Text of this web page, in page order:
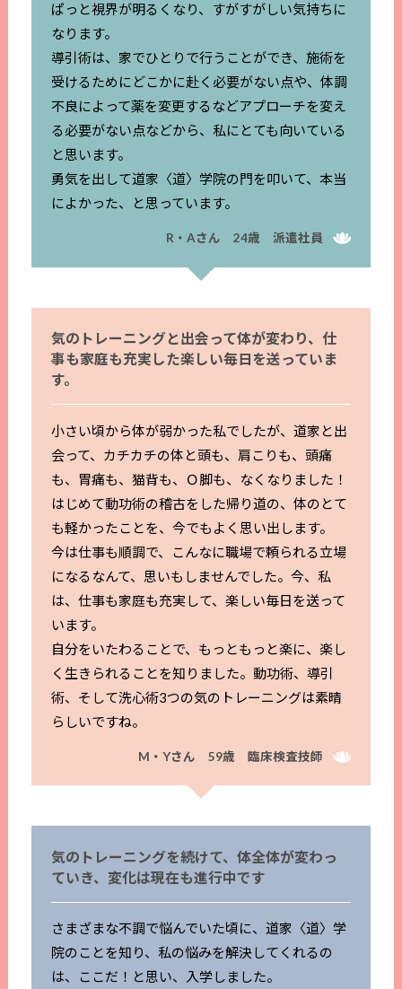
ぱっと視界が明るくなり、すがすがしい気持ちに
なります。
導引術は、家でひとりで行うことができ、施術を
受けるためにどこかに赴く必要がない点や、体調
不良によって薬を変更するなどアプローチを変え
る必要がない点などから、私にとても向いている
と思います。
勇気を出して道家〈道〉学院の門を叩いて、本当
によかった、と思っています。
R・Aさん 24歳 派遣社員
気のトレーニングと出会って体が変わり、仕
事も家庭も充実した楽しい毎日を送っていま
す。
小さい頃から体が弱かった私でしたが、道家と出
会って、カチカチの体と頭も、肩こりも、頭痛
も、胃痛も、猫背も、Ｏ脚も、なくなりました！
はじめて動功術の稽古をした帰り道の、体のとて
も軽かったことを、今でもよく思い出します。
今は仕事も順調で、こんなに職場で頼られる立場
になるなんて、思いもしませんでした。今、私
は、仕事も家庭も充実して、楽しい毎日を送って
います。
自分をいたわることで、もっともっと楽に、楽し
く生きられることを知りました。動功術、導引
術、そして洗心術――3つの気のトレーニングは素晴
らしいですね。
M・Yさん 59歳 臨床検査技師
気のトレーニングを続けて、体全体が変わっ
ていき、変化は現在も進行中です
さまざまな不調で悩んでいた頃に、道家〈道〉学
院のことを知り、私の悩みを解決してくれるの
は、ここだ！と思い、入学しました。